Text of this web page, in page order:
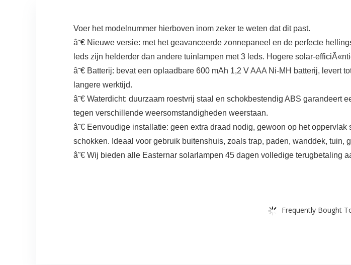
Voer het modelnummer hierboven inom zeker te weten dat dit past.
â˜€ Nieuwe versie: met het geavanceerde zonnepaneel en de perfecte
leds zijn helderder dan andere tuinlampen met 3 leds. Hogere solar-
â˜€ Batterij: bevat een oplaadbare 600 mAh 1,2 V AAA Ni-MH batterij, levert
langere werktijd.
â˜€ Waterdicht: duurzaam roestvrij staal en schokbestendig ABS garandeert
tegen verschillende weersomstandigheden weerstaan.
â˜€ Eenvoudige installatie: geen extra draad nodig, gewoon op het
schokken. Ideaal voor gebruik buitenshuis, zoals trap, paden, wanddek, tuin,
â˜€ Wij bieden alle Easternar solarlampen 45 dagen volledige terugbetaling
Frequently Bought